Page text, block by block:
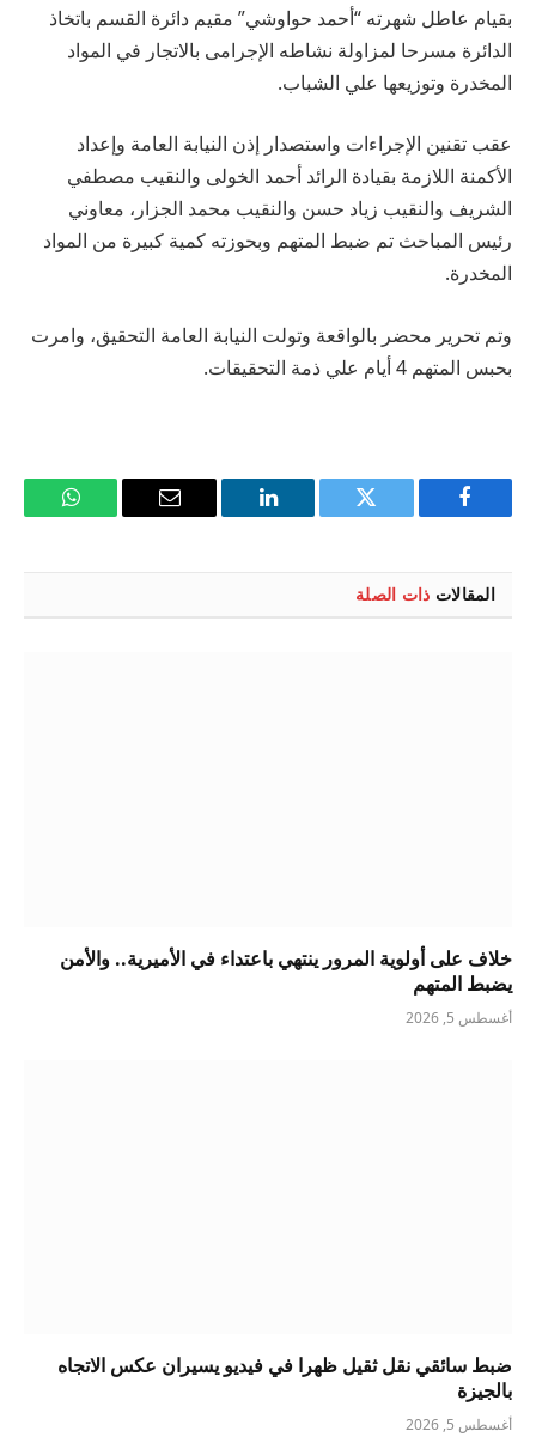
بقيام عاطل شهرته “أحمد حواوشي” مقيم دائرة القسم باتخاذ
الدائرة مسرحا لمزاولة نشاطه الإجرامى بالاتجار في المواد
المخدرة وتوزيعها علي الشباب.
عقب تقنين الإجراءات واستصدار إذن النيابة العامة وإعداد
الأكمنة اللازمة بقيادة الرائد أحمد الخولى والنقيب مصطفي
الشريف والنقيب زياد حسن والنقيب محمد الجزار، معاوني
رئيس المباحث تم ضبط المتهم وبحوزته كمية كبيرة من المواد
المخدرة.
وتم تحرير محضر بالواقعة وتولت النيابة العامة التحقيق، وامرت
بحبس المتهم 4 أيام علي ذمة التحقيقات.
فيسبوك تويتر لينكدإن
البريد
واتساب
المقالات ذات الصلة
خلاف على أولوية المرور ينتهي باعتداء في الأميرية.. والأمن
يضبط المتهم
أغسطس 5, 2026
ضبط سائقي نقل ثقيل ظهرا في فيديو يسيران عكس الاتجاه
بالجيزة
أغسطس 5, 2026